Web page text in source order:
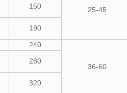
25-45
150
190
240
36-60
280
320